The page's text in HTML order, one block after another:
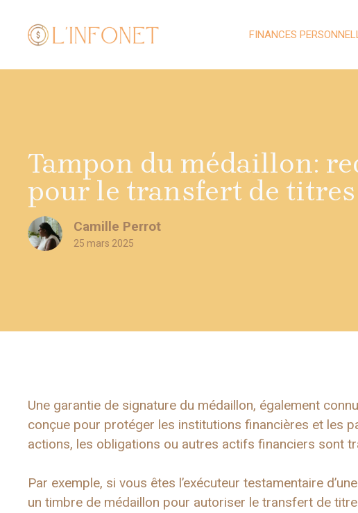
contenu
FINANCES
Tampon du médaillon:
pour le transfert de titres
Camille Perrot
25 mars 2025
Une garantie de signature du médaillon, également
conçue pour protéger les institutions financières et les
actions, les obligations ou autres actifs financiers sont
Par exemple, si vous êtes l’exécuteur testamentaire
un timbre de médaillon pour autoriser le transfert de